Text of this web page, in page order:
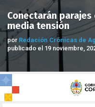
Conectarán
media tensión
por Redación Crónicas de
publicado el 19 noviembre,